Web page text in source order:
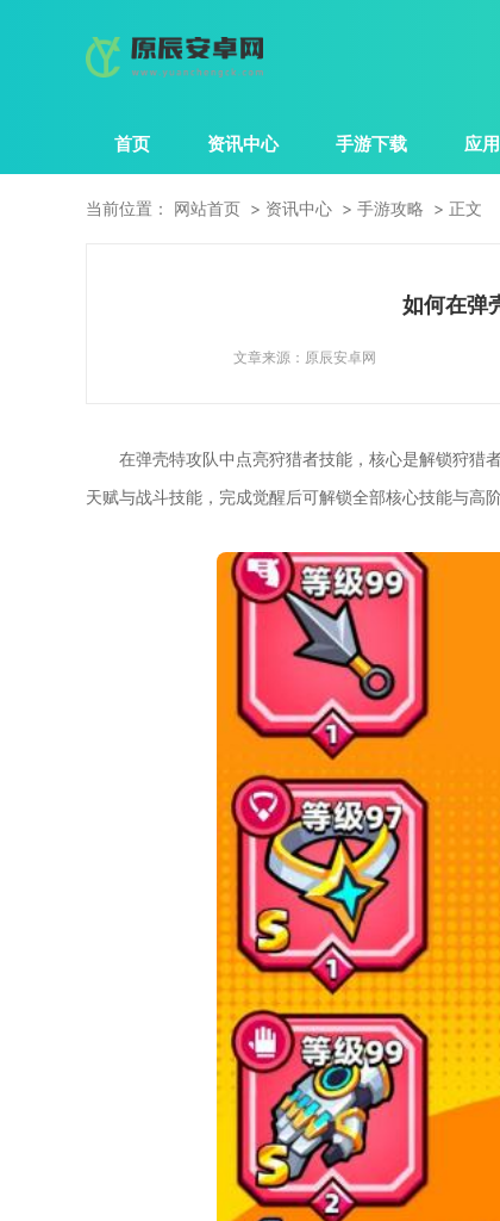
首页 资讯中心 手游下载 应
当前位置： 网站首页 资讯中心 手游攻略 正文
如何在弹
文章来源： 原辰安卓网
在弹壳特攻队中点亮狩猎者技能，核心是解锁狩猎
天赋与战斗技能，完成觉醒后可解锁全部核心技能与高阶